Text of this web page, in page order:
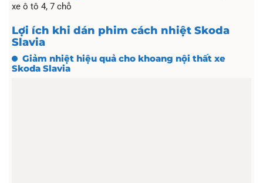
xe ô tô 4, 7 chỗ
Lợi ích khi dán phim cách nhiệt Skoda
Slavia
Giảm nhiệt hiệu quả cho khoang nội thất xe
Skoda Slavia